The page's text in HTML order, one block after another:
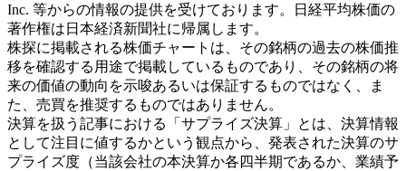
Inc. 等からの情報の提供を受けております。日経平均株価の
著作権は日本経済新聞社に帰属します。
株探に掲載される株価チャートは、その銘柄の過去の株価推
移を確認する用途で掲載しているものであり、その銘柄の将
来の価値の動向を示唆あるいは保証するものではなく、ま
た、売買を推奨するものではありません。
決算を扱う記事における「サプライズ決算」とは、決算情報
として注目に値するかという観点から、発表された決算のサ
プライズ度（当該会社の本決算か各四半期であるか、業績予